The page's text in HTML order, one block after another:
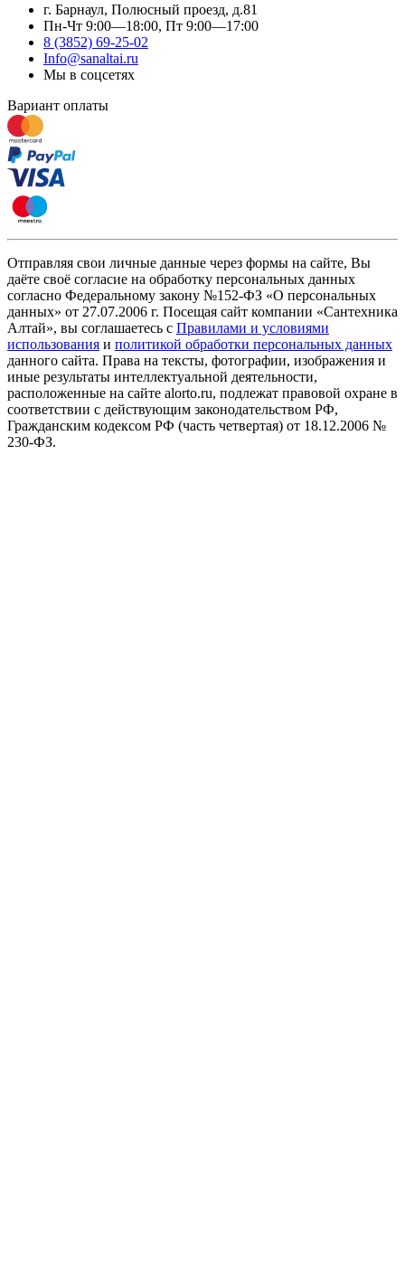
г. Барнаул, Полюсный проезд, д.81
Пн-Чт 9:00—18:00, Пт 9:00—17:00
8 (3852) 69-25-02
Info@sanaltai.ru
Мы в соцсетях
Вариант оплаты
Отправляя свои личные данные через формы на сайте, Вы
даёте своё согласие на обработку персональных данных
согласно Федеральному закону №152-ФЗ «О персональных
данных» от 27.07.2006 г. Посещая сайт компании «Cантехника
Алтай», вы соглашаетесь с Правилами и условиями
использования и политикой обработки персональных данных
данного сайта. Права на тексты, фотографии, изображения и
иные результаты интеллектуальной деятельности,
расположенные на сайте alorto.ru, подлежат правовой охране в
соответствии с действующим законодательством РФ,
Гражданским кодексом РФ (часть четвертая) от 18.12.2006 №
230-ФЗ.